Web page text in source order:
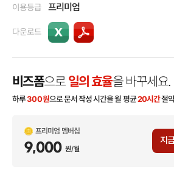
이용등급 프리미엄
다운로드
비즈폼으로 일의 효율을 바꾸세요.
하루300원으로 문서 작성 시간을 월 평균20시간절
프리미엄 멤버십
9,000 원/월
지